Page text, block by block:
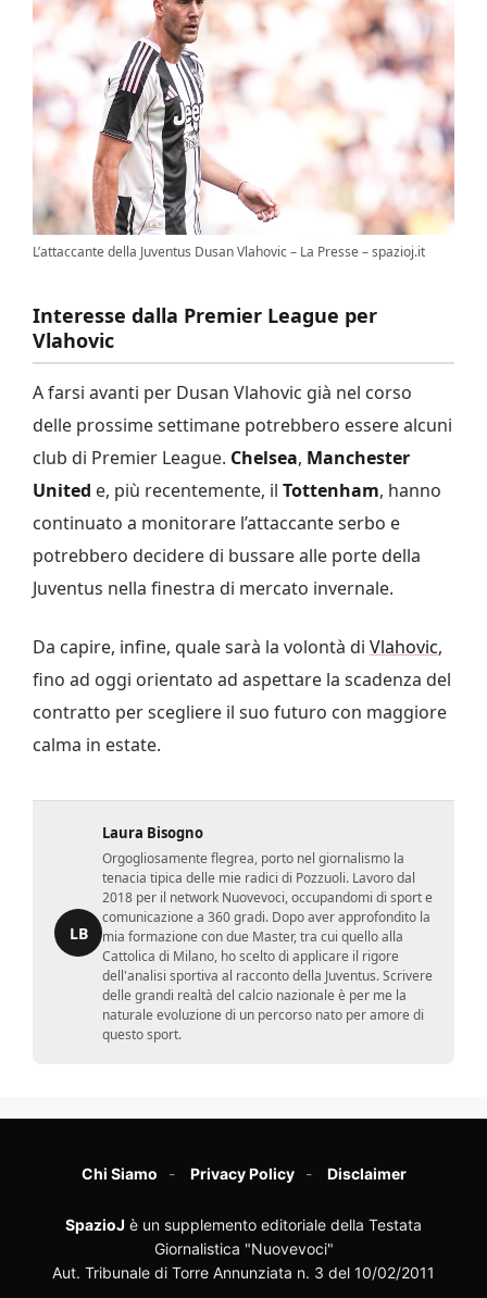
L’attaccante della Juventus Dusan Vlahovic – La Presse – spazioj.it
Interesse dalla Premier League per
Vlahovic
A farsi avanti per Dusan Vlahovic già nel corso
delle prossime settimane potrebbero essere alcuni
club di Premier League. Chelsea, Manchester
United e, più recentemente, il Tottenham, hanno
continuato a monitorare l’attaccante serbo e
potrebbero decidere di bussare alle porte della
Juventus nella finestra di mercato invernale.
Da capire, infine, quale sarà la volontà di Vlahovic,
fino ad oggi orientato ad aspettare la scadenza del
contratto per scegliere il suo futuro con maggiore
calma in estate.
LB
Laura Bisogno
Orgogliosamente flegrea, porto nel giornalismo la
tenacia tipica delle mie radici di Pozzuoli. Lavoro dal
2018 per il network Nuovevoci, occupandomi di sport e
comunicazione a 360 gradi. Dopo aver approfondito la
mia formazione con due Master, tra cui quello alla
Cattolica di Milano, ho scelto di applicare il rigore
dell'analisi sportiva al racconto della Juventus. Scrivere
delle grandi realtà del calcio nazionale è per me la
naturale evoluzione di un percorso nato per amore di
questo sport.
Chi Siamo Privacy Policy Disclaimer
SpazioJ è un supplemento editoriale della Testata
Giornalistica "Nuovevoci"
Aut. Tribunale di Torre Annunziata n. 3 del 10/02/2011